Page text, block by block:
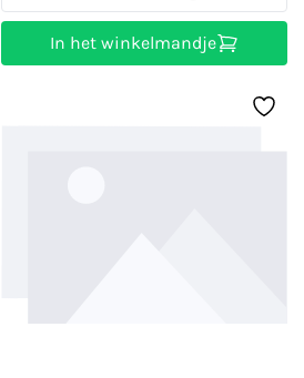
In het winkelmandje